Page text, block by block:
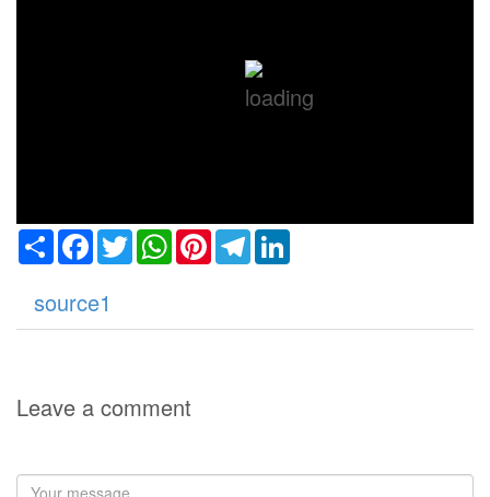
ShareFacebook
TwitterWhatsApp
PinterestTelegram
source1
Leave a comment